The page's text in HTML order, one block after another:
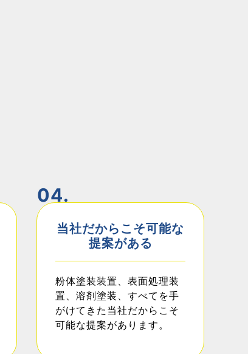
04.
当社だからこそ可能な
提案がある
粉体塗装装置、表面処理装
置、溶剤塗装、すべてを手
がけてきた当社だからこそ
可能な提案があります。